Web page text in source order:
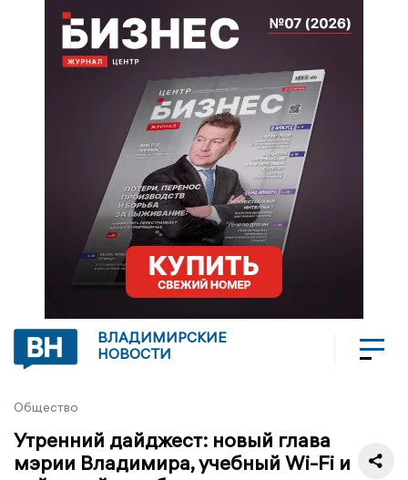
ВЛАДИМИРСКИЕ
НОВОСТИ
Общество
Утренний дайджест: новый глава
мэрии Владимира, учебный Wi-Fi и